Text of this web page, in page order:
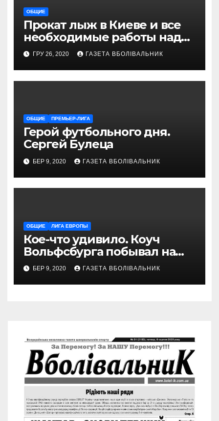
ОБЩИЕ
Прокат лыж в Киеве и все
необходимые работы над
снаряжением, которое
проводит магазин
«VELOPARK»
ГРУ 26, 2020 ГАЗЕТА ВБОЛІВАЛЬНИК
ОБЩИЕ ПРЕМЬЕР-ЛИГА
Герой футбольного дня.
Сергей Булеца
БЕР 9, 2020 ГАЗЕТА ВБОЛІВАЛЬНИК
ОБЩИЕ ЛИГА ЕВРОПЫ
Кое-что удивило. Коуч
Вольфсбурга побывал на
матче Шахтера с Колосом
БЕР 9, 2020 ГАЗЕТА ВБОЛІВАЛЬНИК